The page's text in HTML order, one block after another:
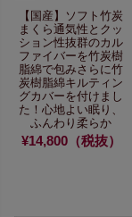
【国産】ソフト竹炭
まくら通気性とクッ
ション性抜群のカル
ファイバーを竹炭樹
脂綿で包みさらに竹
炭樹脂綿キルティン
グカバーを付けまし
た！心地よい眠り、
ふんわり柔らか
¥14,800（税抜）